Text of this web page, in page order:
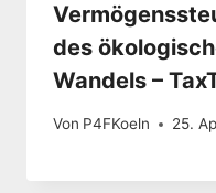
des
Wandels –
Von P4FKoeln 25.